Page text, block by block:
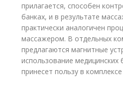
прилагается, способен
банках, и в результате
практически аналогичен
массажером. В отдельных
предлагаются магнитные
использование медицинских
принесет пользу в